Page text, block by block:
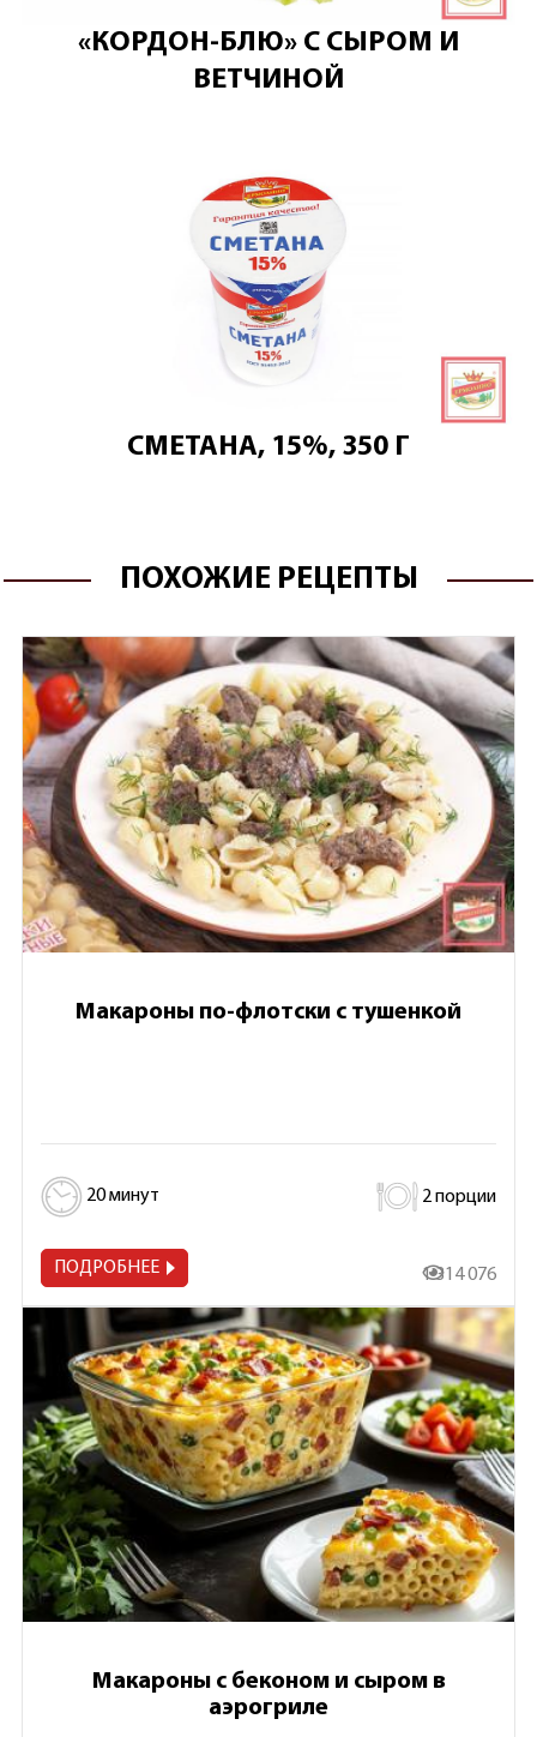
«КОРДОН-БЛЮ» С СЫРОМ И
ВЕТЧИНОЙ
СМЕТАНА, 15%, 350 Г
ПОХОЖИЕ РЕЦЕПТЫ
Макароны по-флотски с тушенкой
20 минут 2 порции
ПОДРОБНЕЕ 1 314 076
Макароны с беконом и сыром в
аэрогриле